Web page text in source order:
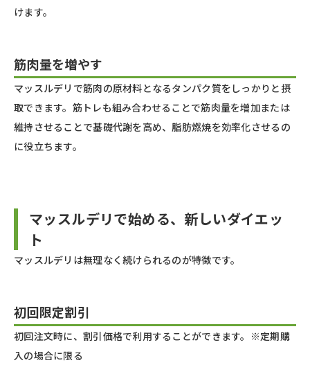
けます。
筋肉量を増やす
マッスルデリで筋肉の原材料となるタンパク質をしっかりと摂
取できます。筋トレも組み合わせることで筋肉量を増加または
維持させることで基礎代謝を高め、脂肪燃焼を効率化させるの
に役立ちます。
マッスルデリで始める、新しいダイエッ
ト
マッスルデリは無理なく続けられるのが特徴です。
初回限定割引
初回注文時に、割引価格で利用することができます。※定期購
入の場合に限る